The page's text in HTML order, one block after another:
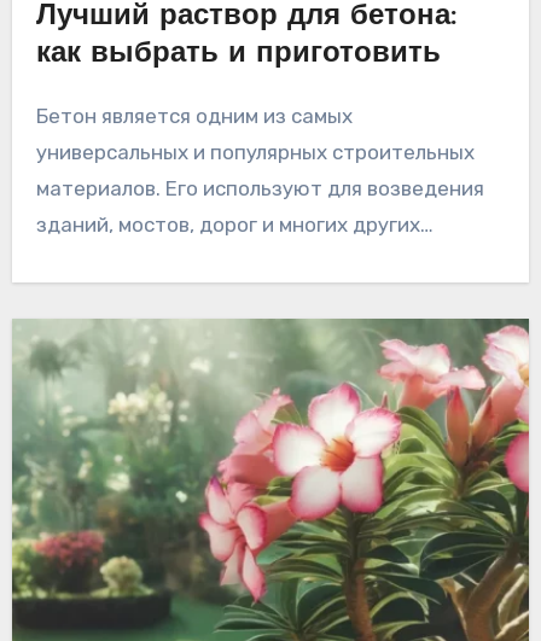
Лучший раствор для бетона:
как выбрать и приготовить
Бетон является одним из самых
универсальных и популярных строительных
материалов. Его используют для возведения
зданий, мостов, дорог и многих других…